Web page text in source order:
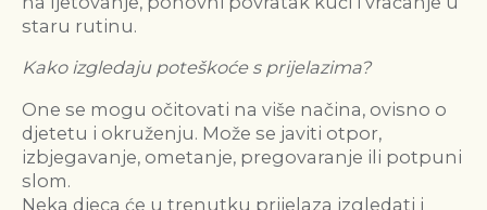
staru rutinu.
Kako izgledaju poteškoće s prijelazima?
One se mogu očitovati na više načina, ovisno o
djetetu i okruženju. Može se javiti otpor,
izbjegavanje, ometanje, pregovaranje ili potpuni
slom.
Neka djeca će u trenutku prijelaza izgledati i